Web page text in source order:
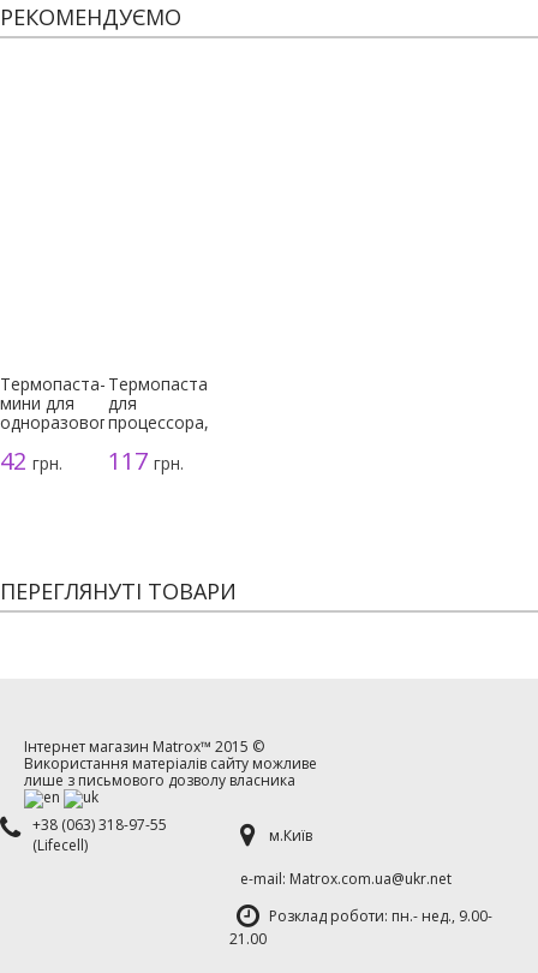
РЕКОМЕНДУЄМО
Термопаста-
мини для
одноразового
42 грн.
Термопаста
для
процессора,
117грн.
ПЕРЕГЛЯНУТІ ТОВАРИ
Інтернет магазин Matrox™ 2015 ©
Використання матеріалів сайту можливе
лише з письмового дозволу власника
+38 (063) 318-97-55
(Lifecell)
м.Київ
е-mаil: Matrox.com.ua@ukr.net
Розклад роботи: пн.- нед., 9.00-
21.00